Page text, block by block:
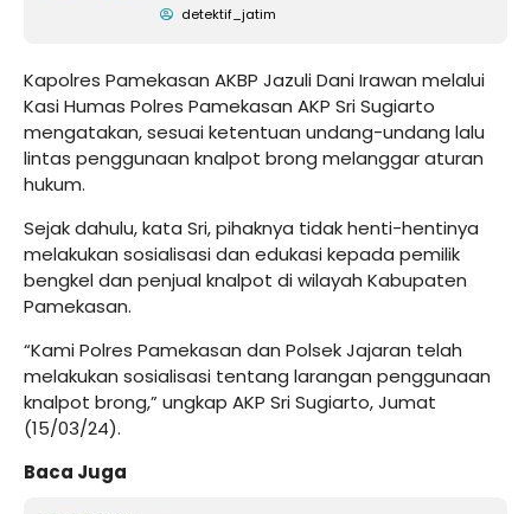
detektif_jatim
Kapolres Pamekasan AKBP Jazuli Dani Irawan melalui
Kasi Humas Polres Pamekasan AKP Sri Sugiarto
mengatakan, sesuai ketentuan undang-undang lalu
lintas penggunaan knalpot brong melanggar aturan
hukum.
Sejak dahulu, kata Sri, pihaknya tidak henti-hentinya
melakukan sosialisasi dan edukasi kepada pemilik
bengkel dan penjual knalpot di wilayah Kabupaten
Pamekasan.
“Kami Polres Pamekasan dan Polsek Jajaran telah
melakukan sosialisasi tentang larangan penggunaan
knalpot brong,” ungkap AKP Sri Sugiarto, Jumat
(15/03/24).
Baca Juga